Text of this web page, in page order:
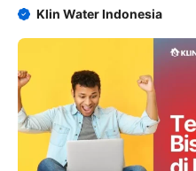
Klin Water Indonesia